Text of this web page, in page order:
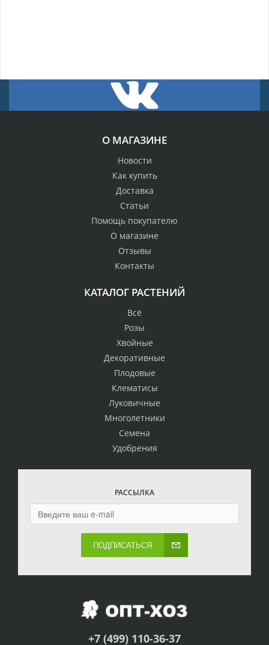
О МАГАЗИНЕ
Новости
Как купить
Доставка
Статьи
Помощь покупателю
О магазине
Отзывы
Контакты
КАТАЛОГ РАСТЕНИЙ
Всё
Розы
Хвойные
Декоративные
Плодовые
Клематисы
Луковичные
Многолетники
Семена
Удобрения
РАССЫЛКА
ПОДПИСАТЬСЯ
+7 (499) 110-36-37